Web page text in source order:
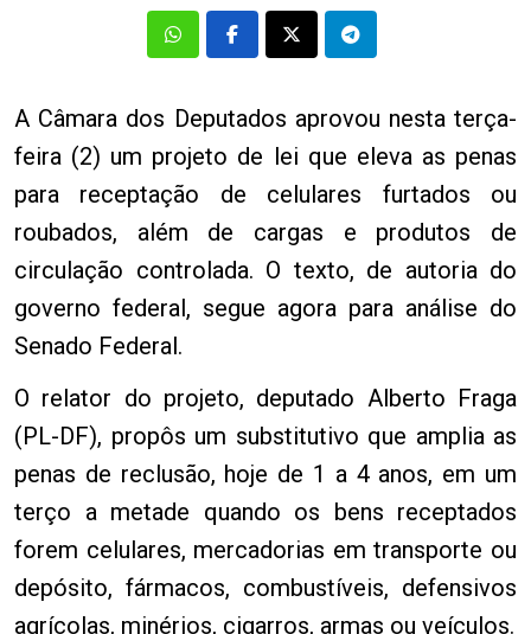
A Câmara dos Deputados aprovou nesta terça-
feira (2) um projeto de lei que eleva as penas
para receptação de celulares furtados ou
roubados, além de cargas e produtos de
circulação controlada. O texto, de autoria do
governo federal, segue agora para análise do
Senado Federal.
O relator do projeto, deputado Alberto Fraga
(PL-DF), propôs um substitutivo que amplia as
penas de reclusão, hoje de 1 a 4 anos, em um
terço a metade quando os bens receptados
forem celulares, mercadorias em transporte ou
depósito, fármacos, combustíveis, defensivos
agrícolas, minérios, cigarros, armas ou veículos.